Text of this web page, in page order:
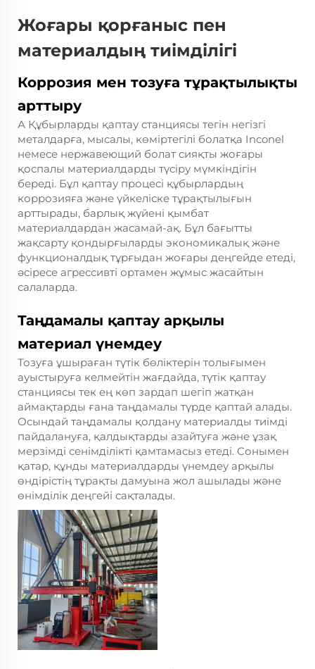
Жоғары қорғаныс пен
материалдың тиімділігі
Коррозия мен тозуға тұрақтылықты
арттыру
А Құбырларды қаптау станциясы тегін негізгі
металдарға, мысалы, көміртегілі болатқа Inconel
немесе нержавеющий болат сияқты жоғары
қоспалы материалдарды түсіру мүмкіндігін
береді. Бұл қаптау процесі құбырлардың
коррозияға және үйкеліске тұрақтылығын
арттырады, барлық жүйені қымбат
материалдардан жасамай-ақ. Бұл бағытты
жақсарту қондырғыларды экономикалық және
функционалдық тұрғыдан жоғары деңгейде етеді,
әсіресе агрессивті ортамен жұмыс жасайтын
салаларда.
Таңдамалы қаптау арқылы
материал үнемдеу
Тозуға ұшыраған түтік бөліктерін толығымен
ауыстыруға келмейтін жағдайда, түтік қаптау
станциясы тек ең көп зардап шегіп жатқан
аймақтарды ғана таңдамалы түрде қаптай алады.
Осындай таңдамалы қолдану материалды тиімді
пайдалануға, қалдықтарды азайтуға және ұзақ
мерзімді сенімділікті қамтамасыз етеді. Сонымен
қатар, құнды материалдарды үнемдеу арқылы
өндірістің тұрақты дамуына жол ашылады және
өнімділік деңгейі сақталады.